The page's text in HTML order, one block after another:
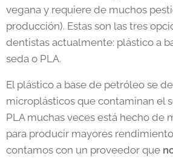
vegana y requiere de muchos
producción). Estas son las tres
dentistas actualmente: plástico a
seda o PLA.
El plástico a base de petróleo se
microplásticos que contaminan el
PLA muchas veces está hecho de
para producir mayores
contamos con un proveedor que